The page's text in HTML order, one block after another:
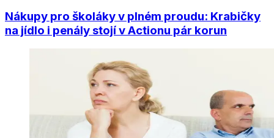
Nákupy pro školáky v plném proudu: Krabičky
na jídlo i penály stojí v Actionu pár korun